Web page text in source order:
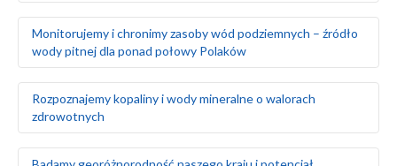
skażenie w wyniku działalności człowieka
Prowadzimy badania geochemiczne wód
powierzchniowych, gleb i gruntów oraz osadów
wodnych rzek i jezior
Monitorujemy środowisko gruntowo-wodne w rejonie
obiektów stwarzających zagrożenie dla środowiska
naturalnego, takich jak: zakłady przemysłowe, magazyny
paliw, lotniska, bazy transportowe, jednostki wojskowe
Monitorujemy i chronimy zasoby wód podziemnych – źródło
wody pitnej dla ponad połowy Polaków
podziemnych na obszarze całego kraju
Szacujemy stopień wykorzystania zasobów wód
podziemnych – określamy rezerwy i wyznaczamy obszary
deficytowe
Rozpoznajemy kopaliny i wody mineralne o walorach
zdrowotnych